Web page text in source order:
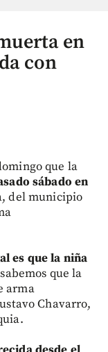
en
con
que la
sábado en
del municipio
es que la niña
que la
arma
Chavarro,